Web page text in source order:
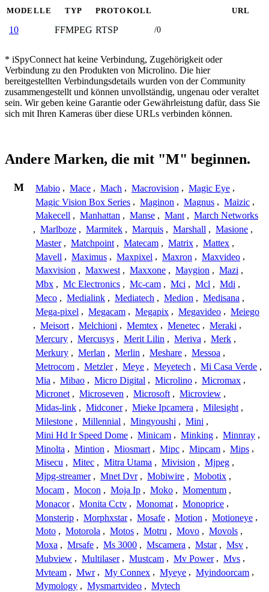
MODELLE TYP PROTOKOLL URL
10 FFMPEG RTSP /0
* iSpyConnect hat keine Verbindung, Zugehörigkeit oder
Verbindung zu den Produkten von Microlino. Die hier
bereitgestellten Verbindungsdetails wurden von der Community
zusammengestellt und können unvollständig, ungenau oder veraltet
sein. Wir geben keine Garantie oder Gewährleistung dafür, dass Sie
sich mit Ihren Kameras über diese URLs verbinden können.
Andere Marken, die mit "M" beginnen.
M Mabio , Mace , Mach , Macrovision , Magic Eye ,
Magic Vision Box Series , Maginon , Magnus , Maizic ,
Makecell , Manhattan , Manse , Mant , March Networks
, Marlboze , Marmitek , Marquis , Marshall , Masione ,
Master , Matchpoint , Matecam , Matrix , Mattex ,
Mavell , Maximus , Maxpixel , Maxron , Maxvideo ,
Maxvision , Maxwest , Maxxone , Maygion , Mazi ,
Mbx , Mc Electronics , Mc-cam , Mci , Mcl , Mdi ,
Meco , Medialink , Mediatech , Medion , Medisana ,
Mega-pixel , Megacam , Megapix , Megavideo , Meiego
, Meisort , Melchioni , Memtex , Menetec , Meraki ,
Mercury , Mercusys , Merit Lilin , Meriva , Merk ,
Merkury , Merlan , Merlin , Meshare , Messoa ,
Metrocom , Metzler , Meye , Meyetech , Mi Casa Verde ,
Mia , Mibao , Micro Digital , Microlino , Micromax ,
Micronet , Microseven , Microsoft , Microview ,
Midas-link , Midconer , Mieke Ipcamera , Milesight ,
Milestone , Millennial , Mingyoushi , Mini ,
Mini Hd Ir Speed Dome , Minicam , Minking , Minnray ,
Minolta , Mintion , Miosmart , Mipc , Mipcam , Mips ,
Misecu , Mitec , Mitra Utama , Mivision , Mjpeg ,
Mjpg-streamer , Mnet Dvr , Mobiwire , Mobotix ,
Mocam , Mocon , Moja Ip , Moko , Momentum ,
Monacor , Monita Cctv , Monomat , Monoprice ,
Monsterip , Morphxstar , Mosafe , Motion , Motioneye ,
Moto , Motorola , Motos , Motru , Movo , Movols ,
Moxa , Mrsafe , Ms 3000 , Mscamera , Mstar , Msv ,
Mubview , Multilaser , Mustcam , Mv Power , Mvs ,
Mvteam , Mwr , My Connex , Myeye , Myindoorcam ,
Mymology , Mysmartvideo , Mytech